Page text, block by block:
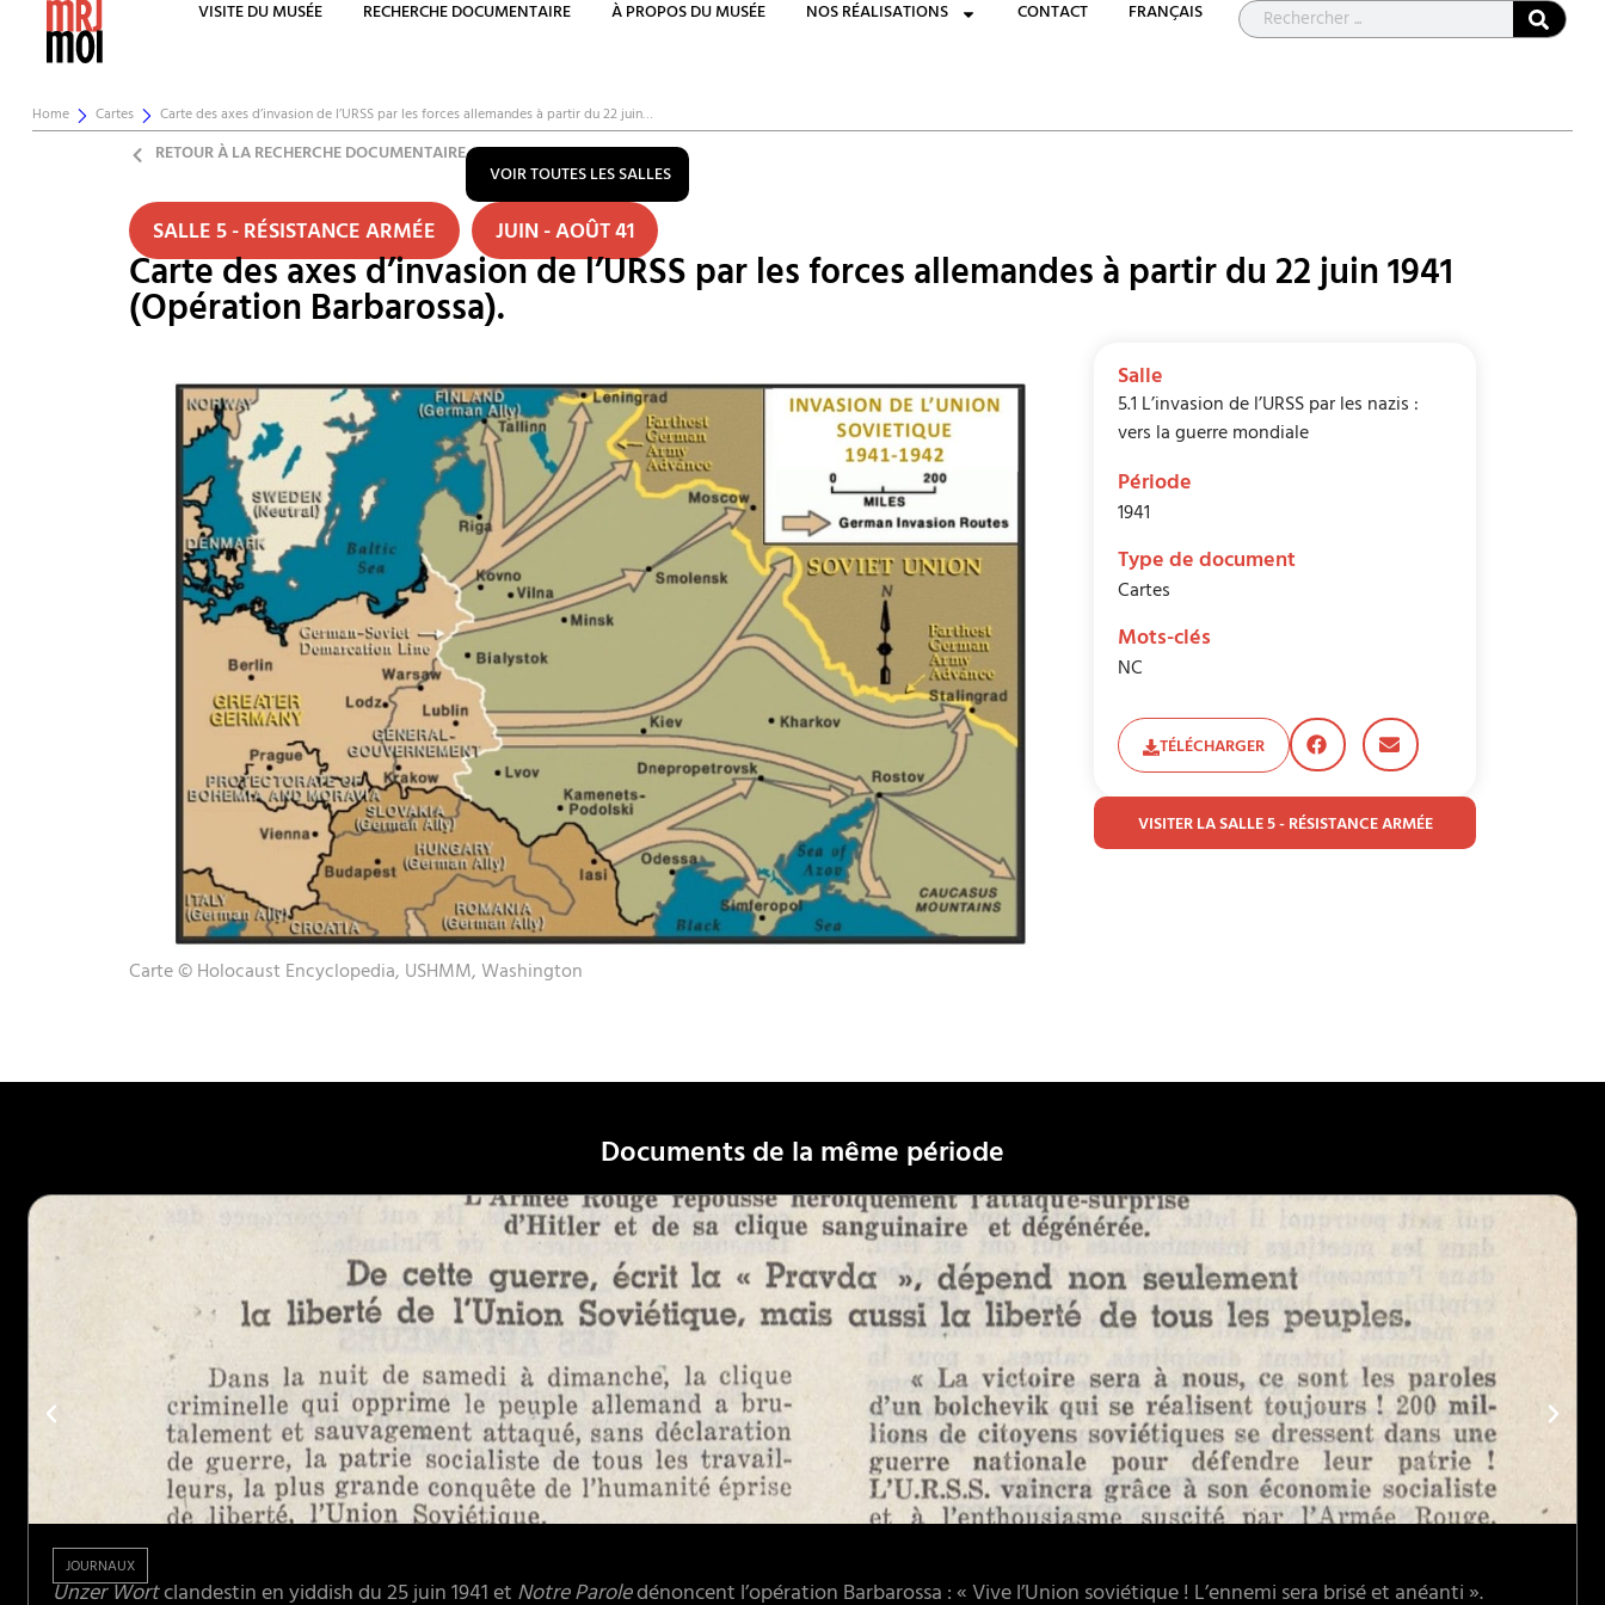
VISITE DU MUSÉE RECHERCHE DOCUMENTAIRE À PROPOS DU MUSÉE NOS RÉALISATIONS CONTACT FRANÇAIS
Home Cartes Carte des axes d’invasion de l’URSS par les forces allemandes à partir du 22 juin…
RETOUR À LA RECHERCHE DOCUMENTAIRE
VOIR TOUTES LES SALLES
SALLE 5 - RÉSISTANCE ARMÉE JUIN - AOÛT 41
Carte des axes d’invasion de l’URSS par les forces allemandes à partir du 22 juin 1941
(Opération Barbarossa).
Carte © Holocaust Encyclopedia, USHMM, Washington
Salle
5.1 L’invasion de l’URSS par les nazis :
vers la guerre mondiale
Période
1941
Type de document
Cartes
Mots-clés
NC
TÉLÉCHARGER
VISITER LA SALLE 5 - RÉSISTANCE ARMÉE
Documents de la même période
JOURNAUX
Unzer Wortclandestin en yiddish du 25 juin 1941 etNotre Paroledénoncent l’opération Barbarossa : « Vive l’Union soviétique ! L’ennemi sera brisé et anéanti ».